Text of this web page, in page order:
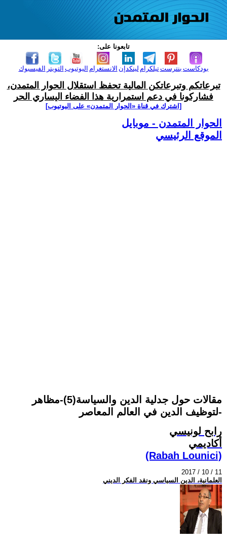
تابعونا على:
الفيسبوك التويتر اليوتيوب الانستغرام لينكدإن تيلكرامبنترست بودكاست
تبرعاتكم وتبرعاتكن المالية تحفظ استقلال الحوار المتمدن،
فشاركونا في دعم استمرارية هذا الفضاء اليساري الحر
[اشترك في قناة ‫«الحوار المتمدن» على اليوتيوب]
الحوار المتمدن - موبايل
الموقع الرئيسي
مقالات حول جدلية الدين والسياسة(5)-مظاهر
لتوظيف الدين في العالم المعاصر-
رابح لونيسي
أكاديمي
(Rabah Lounici)
2017 / 10 / 11
العلمانية، الدين السياسي ونقد الفكر الديني